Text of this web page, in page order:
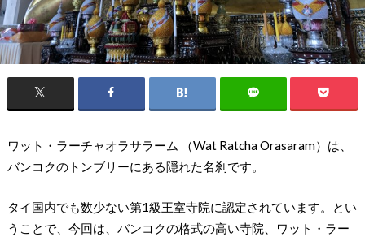
ワット・ラーチャオラサラーム （Wat Ratcha Orasaram）は、
バンコクのトンブリーにある隠れた名刹です。
タイ国内でも数少ない第1級王室寺院に認定されています。とい
うことで、今回は、バンコクの格式の高い寺院、ワット・ラー